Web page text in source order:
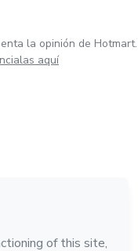
la opinión de Hotmart.
aquí